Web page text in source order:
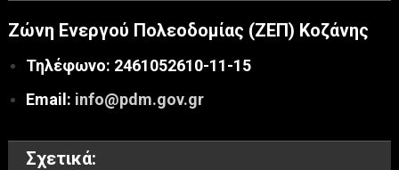
Ζώνη Ενεργού Πολεοδομίας (ΖΕΠ) Κοζάνης
Τηλέφωνο: 2461052610-11-15
Email: info@pdm.gov.gr
Σχετικά: